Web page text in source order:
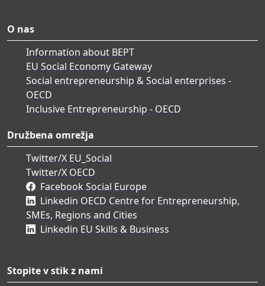
O nas
Information about BEPT
EU Social Economy Gateway
Social entrepreneurship & Social enterprises -
OECD
Inclusive Entrepreneurship - OECD
Družbena omrežja
Twitter/X EU_Social
Twitter/X OECD
Facebook Social Europe
Linkedin OECD Centre for Entrepreneurship,
SMEs, Regions and Cities
Linkedin EU Skills & Business
Stopite v stik z nami